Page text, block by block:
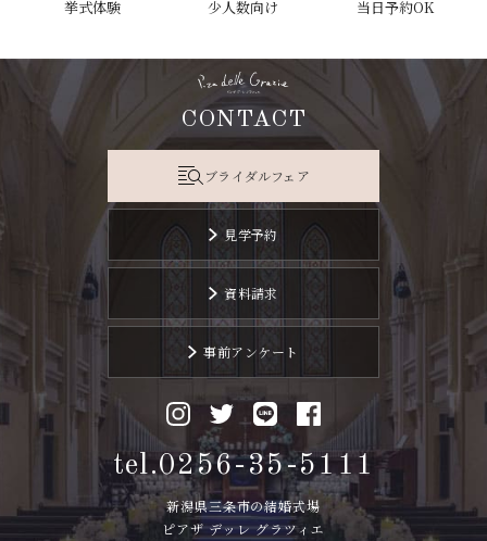
挙式体験 少人数向け 当日予約OK
CONTACT
ブライダルフェア
見学予約
資料請求
事前アンケート
tel.0256-35-5111
新潟県三条市の結婚式場
ピアザ デッレ グラツィエ